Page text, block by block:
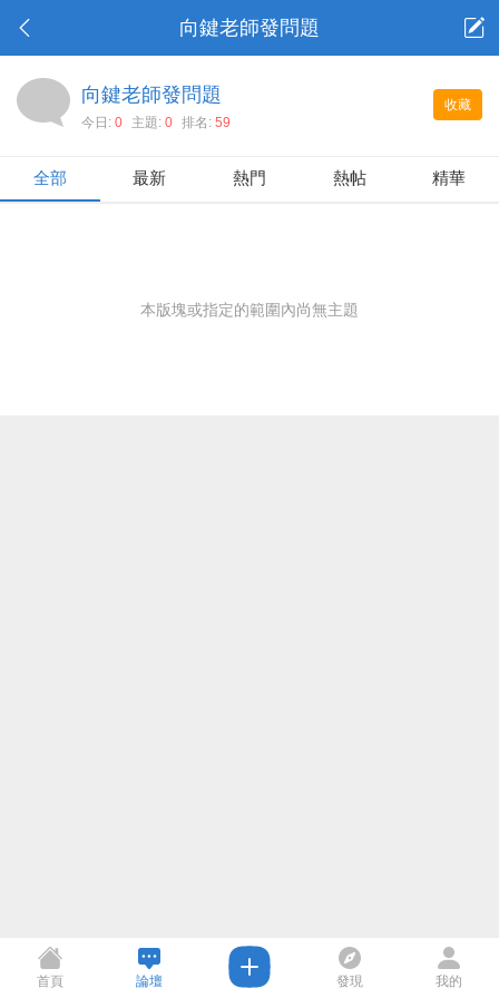
向鍵老師發問題
收藏
向鍵老師發問題
今日: 0 主題: 0 排名: 59
全部 最新 熱門 熱帖 精華
本版塊或指定的範圍內尚無主題
首頁 論壇 發現 我的